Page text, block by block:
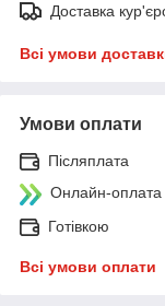
Доставка
Всі умови
Умови оплати
Післяплата
Онлайн-оплата
Готівкою
Всі умови оплати